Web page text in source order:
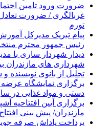
ضرورت ورود تامین
غربالگری / ضرورت
تورم
پیام تبریک مدیرکل
رئیس جمهور محترم
دیدار شهردار ساری با
شهرداری های مازندران
تجلیل از بانوی نویسنده
برگزاری نمایشگاه عرضه
دستی و مواد غذایی در
برگزاری آیین افتتاحیه
مازندران/ پیش بینی افتتاح ۱۰۰۰ آشپزخانه در استان